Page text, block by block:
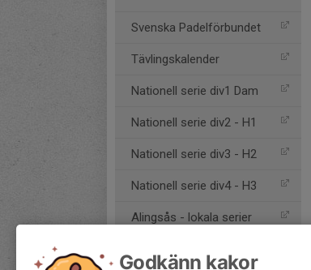
Svenska Padelförbundet
Tävlingskalender
Nationell serie div1 Dam
Nationell serie div2 - H1
Nationell serie div3 - H2
Nationell serie div4 - H3
Alingsås - lokala serier
Godkänn kakor